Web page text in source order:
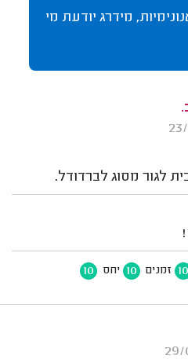
מידרג יודעת מי
לגור מסוג לברדודל.
10 זמנים 10 יחס 10